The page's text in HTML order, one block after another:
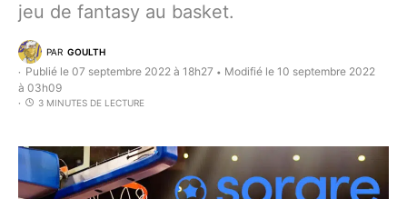
jeu de fantasy au basket.
PAR GOULTH
Publié le 07 septembre 2022 à 18h27 • Modifié le 10 septembre 2022
à 03h09
3 MINUTES DE LECTURE